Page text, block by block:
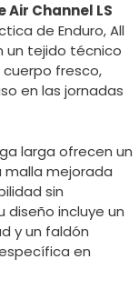
Air Channel LS
de Enduro, All
un tejido técnico
fresco,
en las jornadas
larga ofrecen un
mejorada
sin
incluye un
y un faldón
en